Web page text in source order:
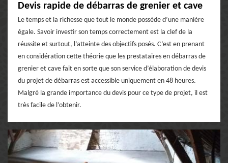
Devis rapide de débarras de grenier et cave
Le temps et la richesse que tout le monde possède d’une manière
égale. Savoir investir son temps correctement est la clef de la
réussite et surtout, l’atteinte des objectifs posés. C’est en prenant
en considération cette théorie que les prestataires en débarras de
grenier et cave fait en sorte que son service d’élaboration de devis
du projet de débarras est accessible uniquement en 48 heures.
Malgré la grande importance du devis pour ce type de projet, il est
très facile de l’obtenir.